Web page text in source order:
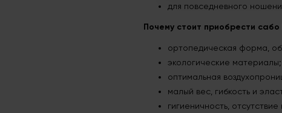
для повседневного
Почему стоит приобрести
ортопедическая форма,
экологические материалы;
оптимальная
малый вес, гибкость и
гигиеничность,